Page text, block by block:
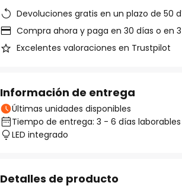
Devoluciones gratis en un plazo de 50
Compra ahora y paga en 30 días o en
Excelentes valoraciones en Trustpilot
Información de entrega
Últimas unidades disponibles
Tiempo de entrega: 3 - 6 días laborables
LED integrado
Detalles de producto